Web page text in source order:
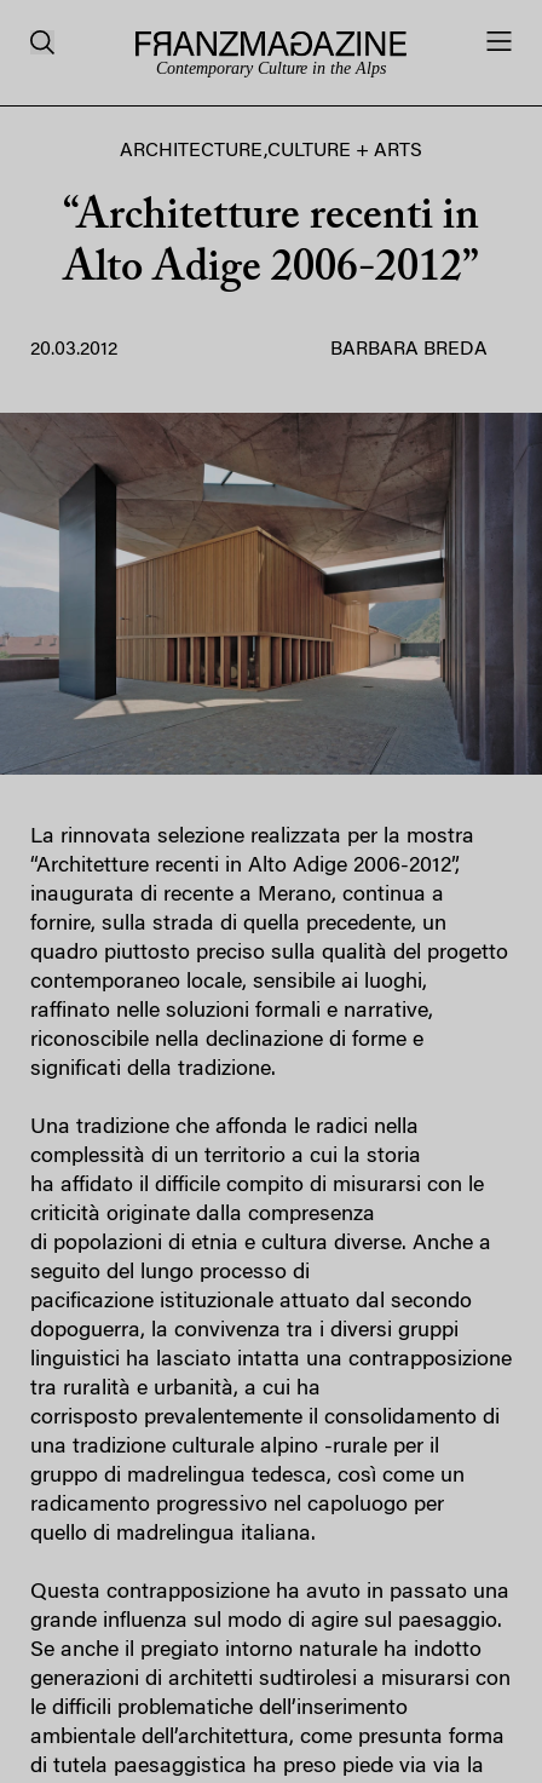
Contemporary Culture in the Alps
ARCHITECTURE,CULTURE + ARTS
“Architetture recenti in
Alto Adige 2006-2012”
20.03.2012 BARBARA BREDA
La rinnovata selezione realizzata per la mostra
“Architetture recenti in Alto Adige 2006-2012”,
inaugurata di recente a Merano, continua a
fornire, sulla strada di quella precedente, un
quadro piuttosto preciso sulla qualità del progetto
contemporaneo locale, sensibile ai luoghi,
raffinato nelle soluzioni formali e narrative,
riconoscibile nella declinazione di forme e
significati della tradizione.
Una tradizione che affonda le radici nella
complessità di un territorio a cui la storia
ha affidato il difficile compito di misurarsi con le
criticità originate dalla compresenza
di popolazioni di etnia e cultura diverse. Anche a
seguito del lungo processo di
pacificazione istituzionale attuato dal secondo
dopoguerra, la convivenza tra i diversi gruppi
linguistici ha lasciato intatta una contrapposizione
tra ruralità e urbanità, a cui ha
corrisposto prevalentemente il consolidamento di
una tradizione culturale alpino -rurale per il
gruppo di madrelingua tedesca, così come un
radicamento progressivo nel capoluogo per
quello di madrelingua italiana.
Questa contrapposizione ha avuto in passato una
grande influenza sul modo di agire sul paesaggio.
Se anche il pregiato intorno naturale ha indotto
generazioni di architetti sudtirolesi a misurarsi con
le difficili problematiche dell’inserimento
ambientale dell’architettura, come presunta forma
di tutela paesaggistica ha preso piede via via la